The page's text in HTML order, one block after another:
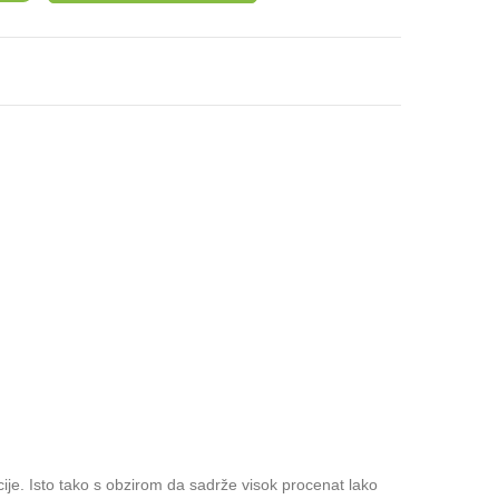
Isto tako s obzirom da sadrže visok procenat lako